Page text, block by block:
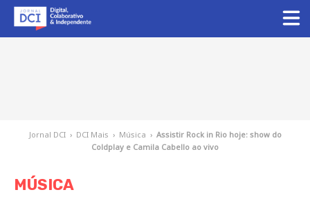
Jornal DCI › DCI Mais › Música › Assistir Rock in Rio hoje: show do
Coldplay e Camila Cabello ao vivo
MÚSICA